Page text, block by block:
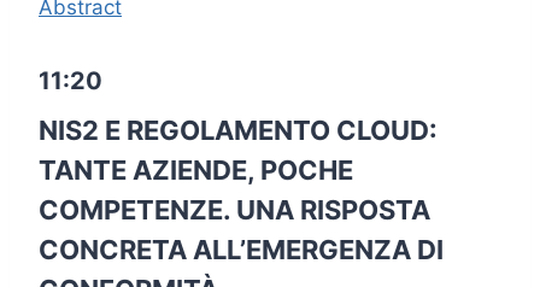
Abstract
11:20
NIS2 E REGOLAMENTO CLOUD:
TANTE AZIENDE, POCHE
COMPETENZE. UNA RISPOSTA
CONCRETA ALL’EMERGENZA DI